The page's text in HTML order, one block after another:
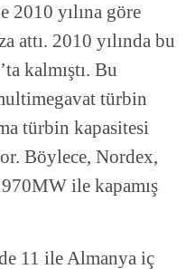
2010 yılına göre
attı. 2010 yılında bu
kalmıştı. Bu
türbin
türbin kapasitesi
Böylece, Nordex,
ile kapamış
11 ile Almanya iç